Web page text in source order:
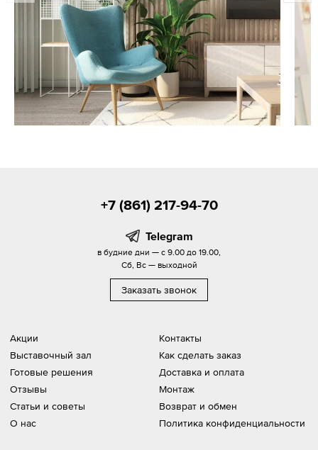
Акции
Выставочный зал
Готовые решения
Отзывы
Статьи и советы
О нас
Контакты
Как сделать заказ
Доставка и оплата
Монтаж
Возврат и обмен
Политика конфиденциальности
+7 (861) 217-94-70
Telegram
в будние дни — с 9.00 до 19.00,
Сб, Вс — выходной
Заказать звонок